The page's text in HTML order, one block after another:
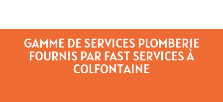
GAMME DE SERVICES PLOMBERIE
FOURNIS PAR FAST SERVICES À
COLFONTAINE